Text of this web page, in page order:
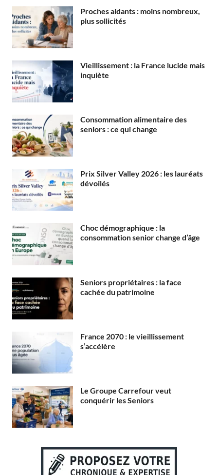
Proches aidants : moins nombreux,
plus sollicités
Vieillissement : la France lucide mais
inquiète
Consommation alimentaire des
seniors : ce qui change
Prix Silver Valley 2026 : les lauréats
dévoilés
Choc démographique : la
consommation senior change d’âge
Seniors propriétaires : la face
cachée du patrimoine
France 2070 : le vieillissement
s’accélère
Le Groupe Carrefour veut
conquérir les Seniors